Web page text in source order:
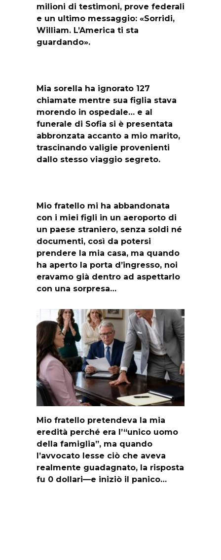
milioni di testimoni, prove federali
e un ultimo messaggio: «Sorridi,
William. L’America ti sta
guardando».
Mia sorella ha ignorato 127
chiamate mentre sua figlia stava
morendo in ospedale… e al
funerale di Sofia si è presentata
abbronzata accanto a mio marito,
trascinando valigie provenienti
dallo stesso viaggio segreto.
Mio fratello mi ha abbandonata
con i miei figli in un aeroporto di
un paese straniero, senza soldi né
documenti, così da potersi
prendere la mia casa, ma quando
ha aperto la porta d’ingresso, noi
eravamo già dentro ad aspettarlo
con una sorpresa…
Mio fratello pretendeva la mia
eredità perché era l’“unico uomo
della famiglia”, ma quando
l’avvocato lesse ciò che aveva
realmente guadagnato, la risposta
fu 0 dollari—e iniziò il panico…